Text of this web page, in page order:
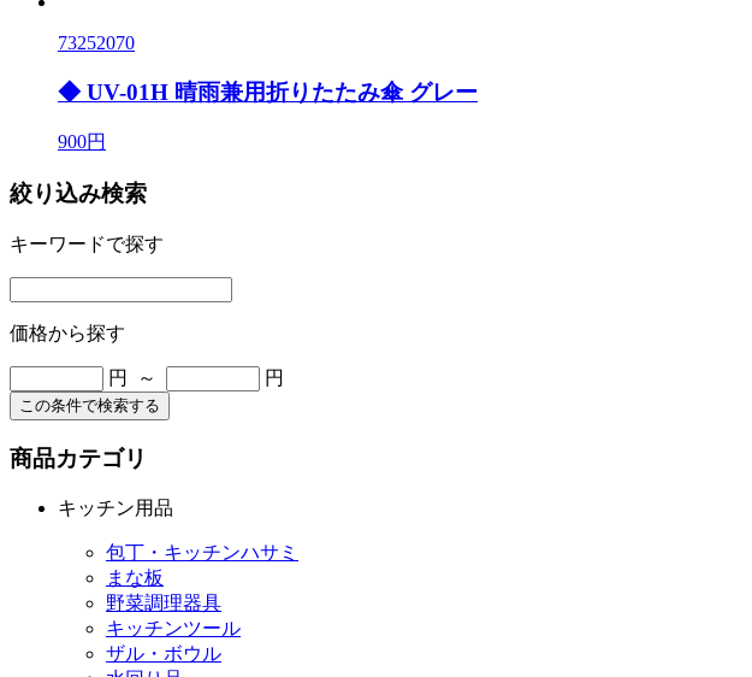
73252070
◆ UV-01H 晴雨兼用折りたたみ傘 グレー
900円
絞り込み検索
キーワードで探す
価格から探す
円 ～ 円
この条件で検索する
商品カテゴリ
キッチン用品
包丁・キッチンハサミ
まな板
野菜調理器具
キッチンツール
ザル・ボウル